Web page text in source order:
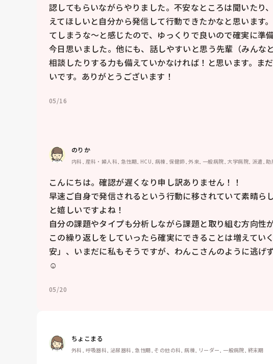
認してもらいながらやりました。不安なところは聞いたり
えてほしいと自分から発信して行動できたかなと思います
てしまうな〜と感じたので、ゆっくりで良いので確実に準
今日思いました。他にも、話しやすいと思う先輩（みんな
相談したりする力も備えていかなければ！と思います。ま
いです。ありがとうございます！
05/16
のりか
内科, 産科・婦人科, 急性期, HCU, 病棟, 保健師, 外来, 一般病院, 大学病院, 派遣, 助
こんにちは。確認が遅くなり申し訳ありません！！
早速ご自身で発信されるという行動に移されていて素晴ら
と嬉しいですよね！
自分の課題やタイプも分析しながら課題と取り組む方向性
この繰り返しをしていったら確実にできることは増えてい
安」、いまだに私もそうですが、わんこさんのように逃げ
☺️
05/20
ちょこまる
外科, 呼吸器科, 泌尿器科, 急性期, その他の科, 病棟, リーダー, 一般病院, 終末期